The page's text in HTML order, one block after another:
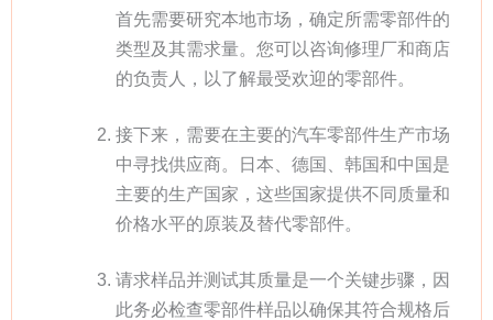
首先需要研究本地市场，确定所需零部件的
类型及其需求量。您可以咨询修理厂和商店
的负责人，以了解最受欢迎的零部件。
接下来，需要在主要的汽车零部件生产市场
中寻找供应商。日本、德国、韩国和中国是
主要的生产国家，这些国家提供不同质量和
价格水平的原装及替代零部件。
请求样品并测试其质量是一个关键步骤，因
此务必检查零部件样品以确保其符合规格后